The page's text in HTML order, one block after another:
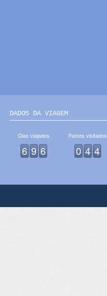
DADOS DA VIAGEM
Dias viajados
6 9 6
Países visitados
0 4 4